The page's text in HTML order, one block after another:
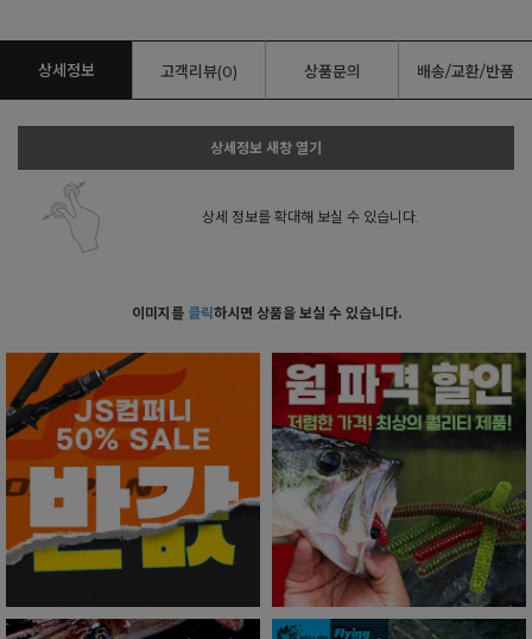
상세정보 고객리뷰(0) 상품문의 배송/교환/반품
상세정보 새창 열기
상세 정보를 확대해 보실 수 있습니다.
이미지를 클릭하시면 상품을 보실 수 있습니다.